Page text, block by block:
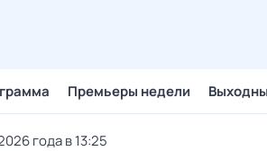
Премьеры недели
года в 13:25